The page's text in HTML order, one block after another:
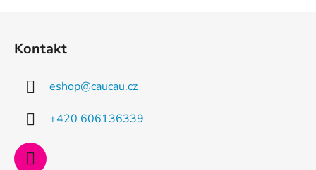
Kontakt
eshop@caucau.cz
+420 606136339